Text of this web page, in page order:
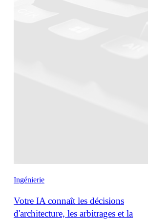
Ingénierie
Votre IA connaît les décisions
d'architecture, les arbitrages et la